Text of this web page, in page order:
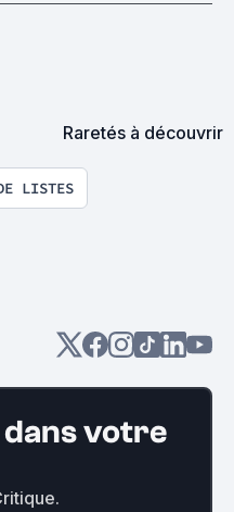
Raretés à découvrir
LISTES
votre